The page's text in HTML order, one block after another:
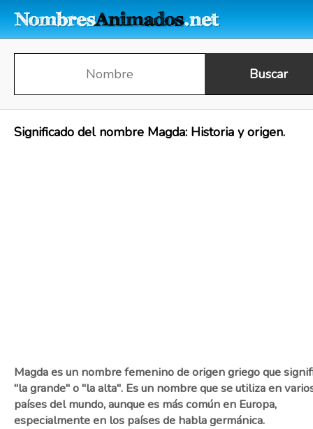
Significado del nombre Magda: Historia y origen.
Magda es un nombre femenino de origen griego que
"la grande" o "la alta". Es un nombre que se utiliza en
países del mundo, aunque es más común en Europa,
especialmente en los países de habla germánica.